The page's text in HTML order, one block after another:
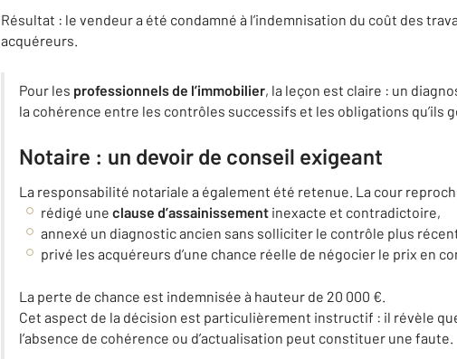
Résultat : le vendeur a été condamné à l’indemnisation du coût des
acquéreurs.
Pour les professionnels de l’immobilier, la leçon est claire : un
la cohérence entre les contrôles successifs et les obligations qu’ils
Notaire : un devoir de conseil exigeant
La responsabilité notariale a également été retenue. La cour
rédigé une clause d’assainissement inexacte et contradictoire,
annexé un diagnostic ancien sans solliciter le contrôle plus
privé les acquéreurs d’une chance réelle de négocier le prix en
La perte de chance est indemnisée à hauteur de 20 000 €.
Cet aspect de la décision est particulièrement instructif : il révèle
l’absence de cohérence ou d’actualisation peut constituer une faute.